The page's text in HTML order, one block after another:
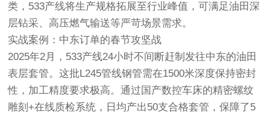
类，533产线将生产规格拓展至行业峰值，可满足油田深
层钻采、高压燃气输送等严苛场景需求。
实战案例：中东订单的春节攻坚战
2025年2月，533产线24小时不间断赶制发往中东的油田
表层套管。这批L245管线钢管需在1500米深度保持密封
性，加工精度要求极高。通过国产数控车床的精密螺纹
雕刻+在线质检系统，日均产出50支合格套管，保障了5